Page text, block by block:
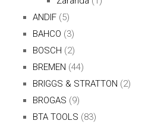
ANDIF (5)
BAHCO (3)
BOSCH (2)
BREMEN (44)
BRIGGS & STRATTON (2)
BROGAS (9)
BTA TOOLS (83)